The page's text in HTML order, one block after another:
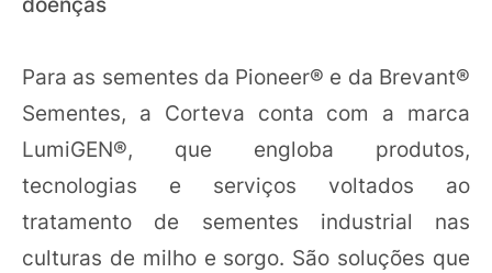
Para as sementes da Pioneer® e da Brevant®
Sementes, a Corteva conta com a marca
LumiGEN®, que engloba produtos,
tecnologias e serviços voltados ao
tratamento de sementes industrial nas
culturas de milho e sorgo. São soluções que